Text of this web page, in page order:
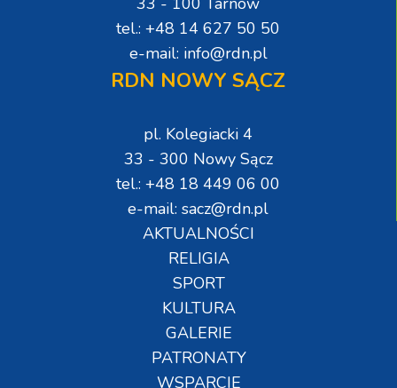
tel.: +48 14 627 50 50
e-mail: info@rdn.pl
RDN NOWY SĄCZ
pl. Kolegiacki 4
33 - 300 Nowy Sącz
tel.: +48 18 449 06 00
e-mail: sacz@rdn.pl
AKTUALNOŚCI
RELIGIA
SPORT
KULTURA
GALERIE
PATRONATY
WSPARCIE